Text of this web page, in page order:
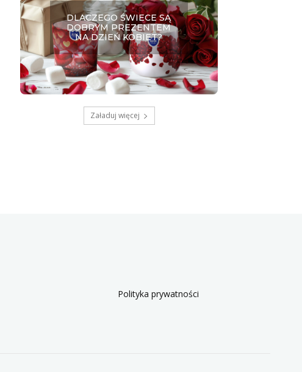
DLACZEGO ŚWIECE SĄ
DOBRYM PREZENTEM
NA DZIEŃ KOBIET?
Załaduj więcej
Polityka prywatności